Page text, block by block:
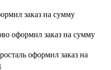
заказ на сумму
оформил заказ на сумму
оформил заказ на